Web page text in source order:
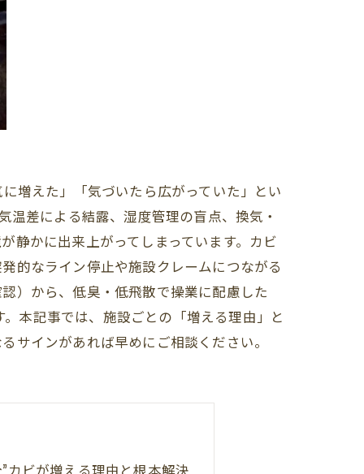
増えた」「気づいたら広がっていた」とい
温差による結露、湿度管理の盲点、換気・
静かに出来上がってしまっています。カビ
的なライン停止や施設クレームにつながる
）から、低臭・低飛散で操業に配慮した
本記事では、施設ごとの「増える理由」と
サインがあれば早めにご相談ください。
カビが増える理由と根本解決